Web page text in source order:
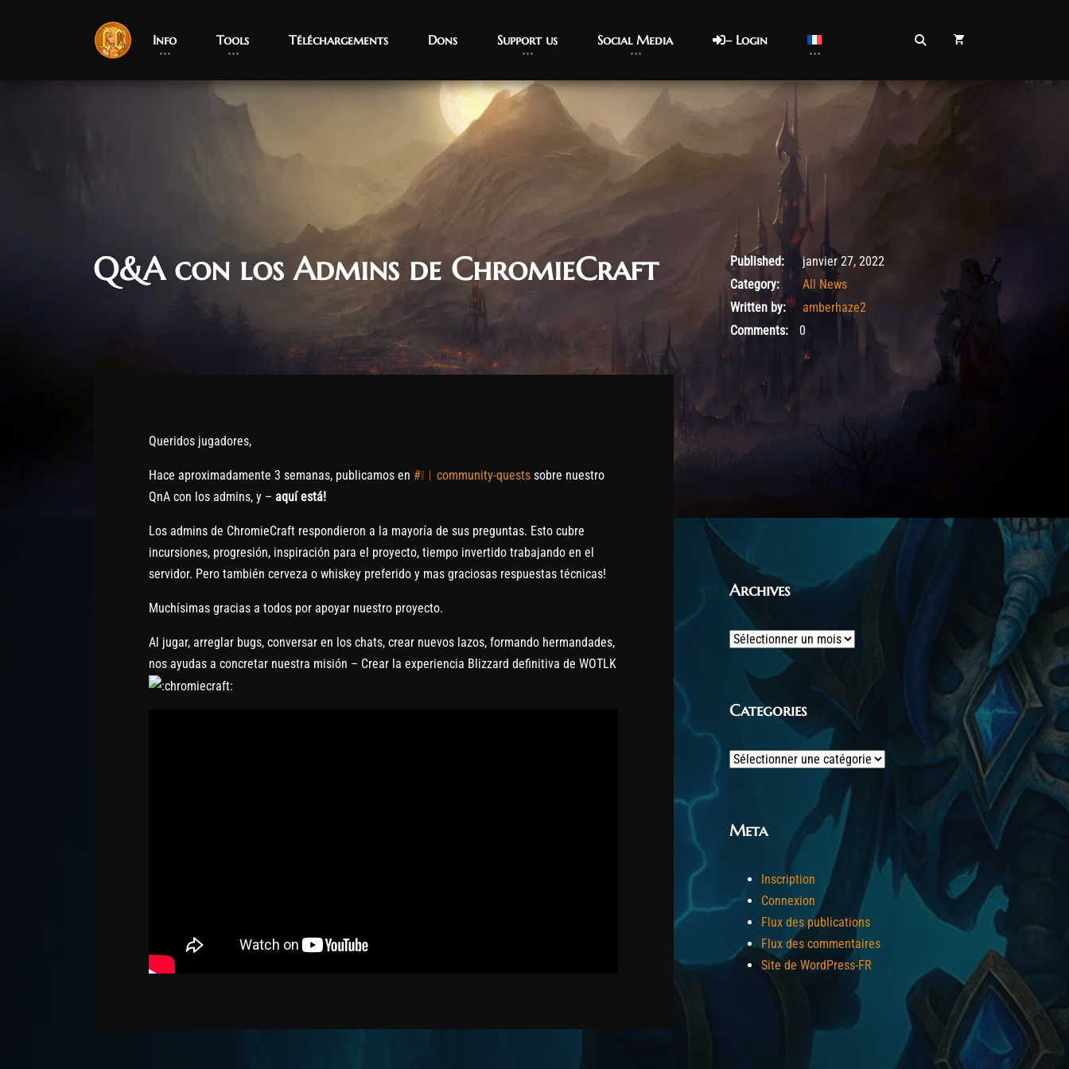
Info Tools Téléchargements Dons Support us Social Media – Login
Q&A con los Admins de ChromieCraft janvier 27, 2022
Published:
janvier 27, 2022
Category:
All News
Written by:
amberhaze2
Comments:
0
Queridos jugadores,
Hace aproximadamente 3 semanas, publicamos en #❕︱community-quests sobre nuestro
QnA con los admins, y – aquí está!
Los admins de ChromieCraft respondieron a la mayoría de sus preguntas. Esto cubre
incursiones, progresión, inspiración para el proyecto, tiempo invertido trabajando en el
servidor. Pero también cerveza o whiskey preferido y mas graciosas respuestas técnicas!
Muchísimas gracias a todos por apoyar nuestro proyecto.
Al jugar, arreglar bugs, conversar en los chats, crear nuevos lazos, formando hermandades,
nos ayudas a concretar nuestra misión – Crear la experiencia Blizzard definitiva de WOTLK
Archives
Archives
Categories
Categories
Meta
Inscription
Connexion
Flux des publications
Flux des commentaires
Site de WordPress-FR